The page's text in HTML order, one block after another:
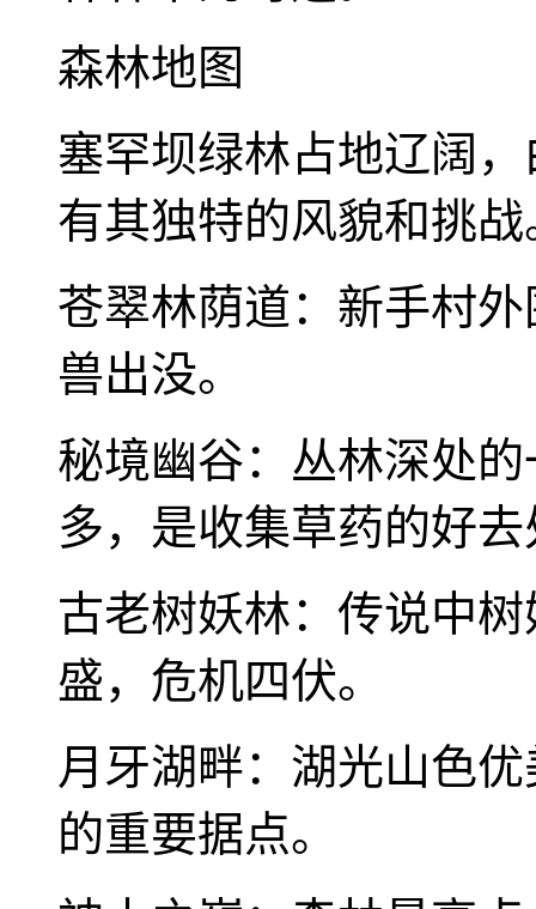
森林地图
塞罕坝绿林占地辽阔
有其独特的风貌和挑战
苍翠林荫道：新手村
兽出没。
秘境幽谷：丛林深处
多，是收集草药的好
古老树妖林：传说中
盛，危机四伏。
月牙湖畔：湖光山色
的重要据点。